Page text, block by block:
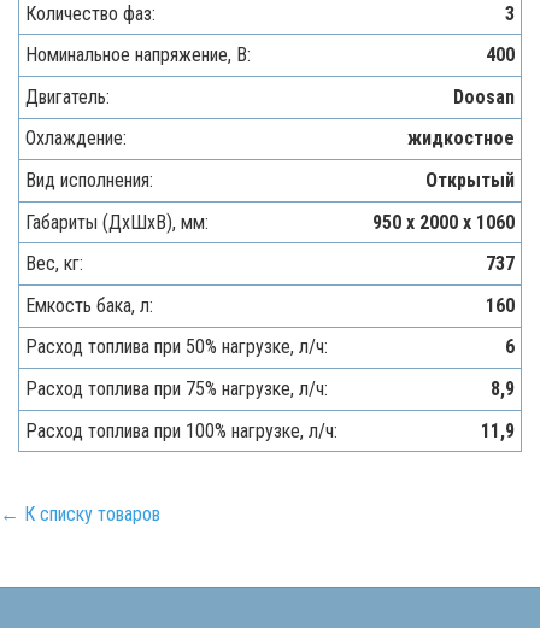
Количество фаз:
3
Номинальное напряжение, В:
400
Двигатель:
Doosan
Охлаждение:
жидкостное
Вид исполнения:
Открытый
Габариты (ДхШхВ), мм:
950 x 2000 x 1060
Вес, кг:
737
Емкость бака, л:
160
Расход топлива при 50% нагрузке, л/ч:
6
Расход топлива при 75% нагрузке, л/ч:
8,9
Расход топлива при 100% нагрузке, л/ч:
11,9
← К списку товаров